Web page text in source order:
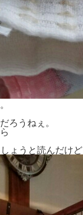
ろうねぇ。
ょうと読んだけど